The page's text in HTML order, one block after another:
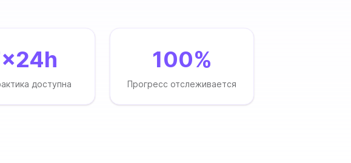
доступна
100%
Прогресс отслеживается